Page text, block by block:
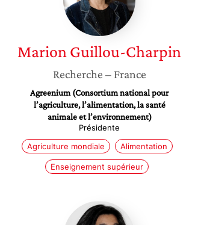
Marion Guillou-Charpin
Recherche – France
Agreenium (Consortium national pour
l’agriculture, l’alimentation, la santé
animale et l’environnement)
Présidente
Agriculture mondiale
Alimentation
Enseignement supérieur
Maï
Panchal